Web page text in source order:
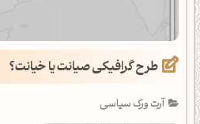
طرح گرافیکی صیانت یا خیانت؟
آرت ورک سیاسی